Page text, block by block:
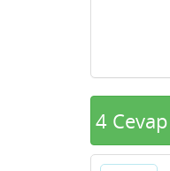
4 Cevap